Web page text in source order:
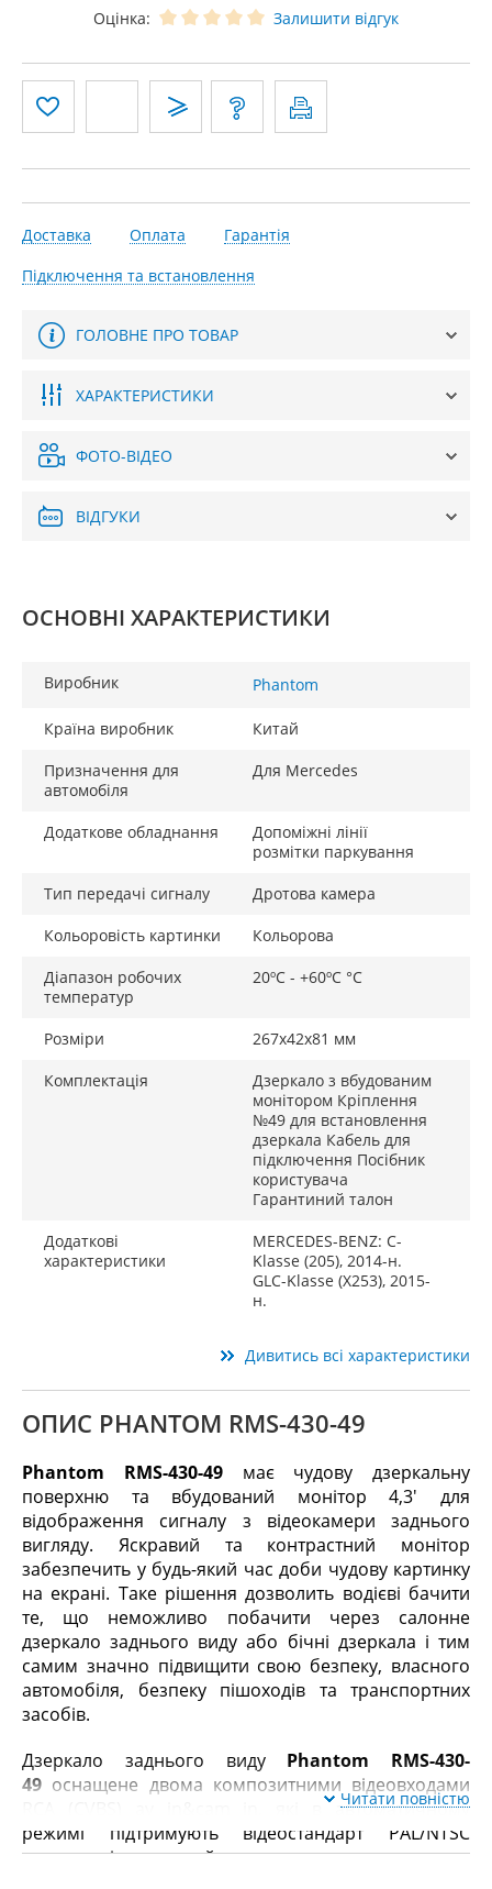
Оцінка: Залишити відгук
Доставка Оплата
Гарантія
Підключення та встановлення
ГОЛОВНЕ ПРО ТОВАР
ХАРАКТЕРИСТИКИ
ФОТО-ВІДЕО
ВІДГУКИ
ОСНОВНІ ХАРАКТЕРИСТИКИ
Виробник Phantom
Країна виробник
Китай
Призначення для
автомобіля
Для Mercedes
Додаткове обладнання
Допоміжні лінії
розмітки паркування
Тип передачі сигналу
Дротова камера
Кольоровість картинки
Кольорова
Діапазон робочих
температур
20ºС - +60ºС °C
Розміри
267х42х81 мм
Комплектація
Дзеркало з вбудованим
монітором Кріплення
№49 для встановлення
дзеркала Кабель для
підключення Посібник
користувача
Гарантиний талон
Додаткові
характеристики
MERCEDES-BENZ: C-
Klasse (205), 2014-н.
GLC-Klasse (X253), 2015-
н.
Дивитись всі характеристики
ОПИС PHANTOM RMS-430-49
Phantom RMS-430-49має чудову дзеркальну
поверхню та вбудований монітор 4,3′ для
відображення сигналу з відеокамери заднього
вигляду. Яскравий та контрастний монітор
забезпечить у будь-який час доби чудову картинку
на екрані. Таке рішення дозволить водієві бачити
те, що неможливо побачити через салонне
дзеркало заднього виду або бічні дзеркала і тим
самим значно підвищити свою безпеку, власного
автомобіля, безпеку пішоходів та транспортних
засобів.
Дзеркало заднього виду Phantom RMS-430-
49 оснащене двома композитними відеовходами
RCA (CVBS) av in&cam in, які в автоматичному
режимі підтримують відеостандарт PAL/NTSC
залежно від того, який сигнал надходить.
Читати повністю